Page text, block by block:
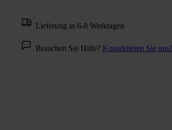
Lieferung in 6-8 Werktagen
Brauchen Sie Hilfe? Kontaktieren Sie uns!